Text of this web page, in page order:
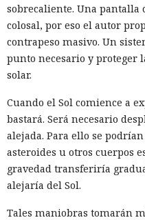
sobrecaliente. Una
colosal, por eso el autor
contrapeso masivo. Un
punto necesario y proteger
solar.
Cuando el Sol comience a
bastará. Será necesario
alejada. Para ello se
asteroides u otros cuerpos
gravedad transferiría
alejaría del Sol.
Tales maniobras tomarán